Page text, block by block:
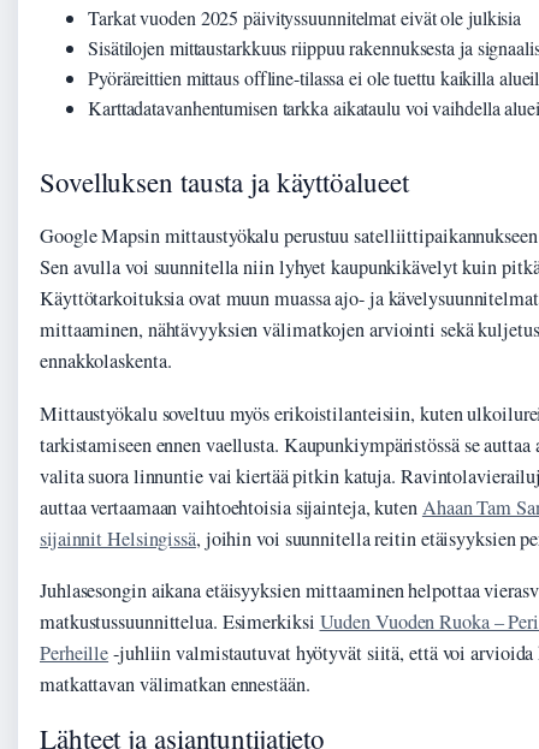
Tarkat vuoden 2025 päivityssuunnitelmat eivät ole julkisia
Sisätilojen mittaustarkkuus riippuu rakennuksesta ja
Pyöräreittien mittaus offline-tilassa ei ole tuettu kaikilla
Karttadatavanhentumisen tarkka aikataulu voi vaihdella
Sovelluksen tausta ja käyttöalueet
Google Mapsin mittaustyökalu perustuu
Sen avulla voi suunnitella niin lyhyet kaupunkikävelyt kuin
Käyttötarkoituksia ovat muun muassa ajo- ja
mittaaminen, nähtävyyksien välimatkojen arviointi sekä
ennakkolaskenta.
Mittaustyökalu soveltuu myös erikoistilanteisiin, kuten
tarkistamiseen ennen vaellusta. Kaupunkiympäristössä se
valita suora linnuntie vai kiertää pitkin katuja.
auttaa vertaamaan vaihtoehtoisia sijainteja, kutenAhaan Tam
sijainnit Helsingissä, joihin voi suunnitella reitin etäisyyksien
Juhlasesongin aikana etäisyyksien mittaaminen helpottaa
matkustussuunnittelua. Esimerkiksi Uuden Vuoden Ruoka –
Perheille-juhliin valmistautuvat hyötyvät siitä, että voi arvioida
matkattavan välimatkan ennestään.
Lähteet ja asiantuntijatieto